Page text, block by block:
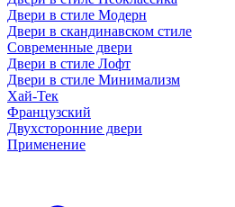
Двери в стиле Модерн
Двери в скандинавском стиле
Современные двери
Двери в стиле Лофт
Двери в стиле Минимализм
Хай-Тек
Французский
Двухсторонние двери
Применение